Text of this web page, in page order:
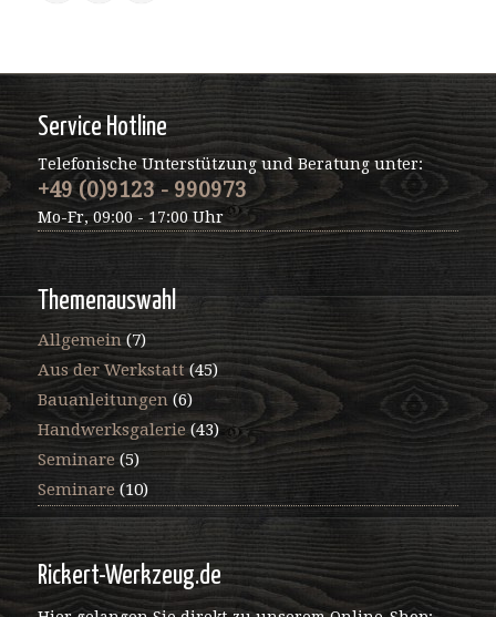
Service Hotline
Telefonische Unterstützung und Beratung unter:
+49 (0)9123 - 990973
Mo-Fr, 09:00 - 17:00 Uhr
Themenauswahl
Allgemein(7)
Aus der Werkstatt(45)
Bauanleitungen(6)
Handwerksgalerie(43)
Seminare (5)
Seminare(10)
Rickert-Werkzeug.de